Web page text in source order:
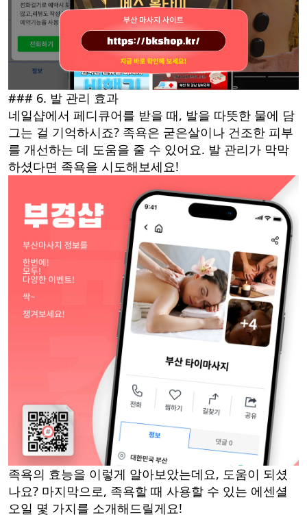
### 6. 발 관리 효과
네일샵에서 페디큐어를 받을 때, 발을 따뜻한 물에 담
그는 걸 기억하시죠? 족욕은 굳은살이나 건조한 피부
를 개선하는 데 도움을 줄 수 있어요. 발 관리가 막막
하셨다면 족욕을 시도해보세요!
족욕의 효능을 이렇게 알아보았는데요, 도움이 되셨
나요? 마지막으로, 족욕할 때 사용할 수 있는 에센셜
오일 몇 가지를 소개해드릴게요!